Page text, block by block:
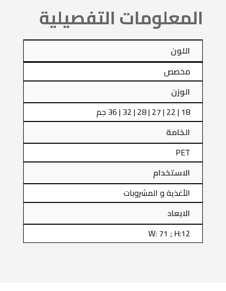
المعلومات التفصيلية
اللون
مخصص
الوزن
18 | 22 | 27 | 28 | 32 | 36 جم
الخامة
PET
الاستخدام
الأغذية و المشروبات
الابعاد
W: 71 ; H:12